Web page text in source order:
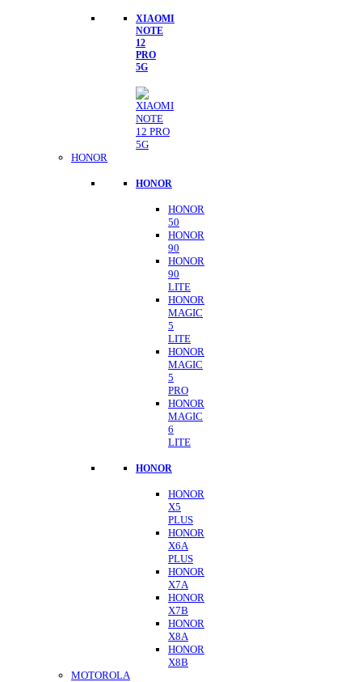
XIAOMI
NOTE
12
PRO
5G
HONOR
HONOR
HONOR
50
HONOR
90
HONOR
90
LITE
HONOR
MAGIC
5
LITE
HONOR
MAGIC
5
PRO
HONOR
MAGIC
6
LITE
HONOR
HONOR
X5
PLUS
HONOR
X6A
PLUS
HONOR
X7A
HONOR
X7B
HONOR
X8A
HONOR
X8B
MOTOROLA